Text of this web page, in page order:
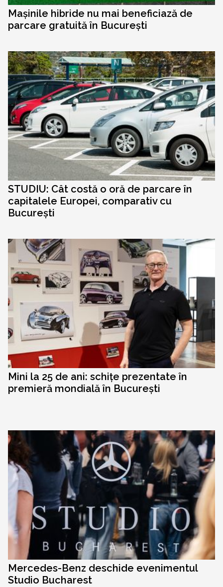
Mașinile hibride nu mai beneficiază de
parcare gratuită în București
STUDIU: Cât costă o oră de parcare în
capitalele Europei, comparativ cu
București
Mini la 25 de ani: schițe prezentate în
premieră mondială în București
Mercedes-Benz deschide evenimentul
Studio Bucharest